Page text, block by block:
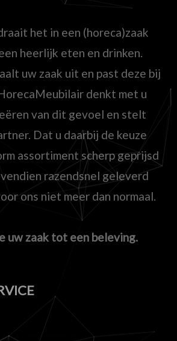
het in een (horeca)zaak
heerlijk eten en drinken.
uw zaak uit en past deze bij
denkt met u
van dit gevoel en stelt
Dat u daarbij de keuze
assortiment scherp geprijsd
razendsnel geleverd
ons niet meer dan normaal.
uw zaak tot een beleving.